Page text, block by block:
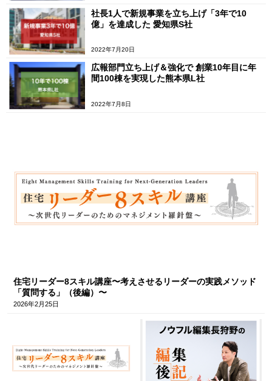
社長1人で新規事業を立ち上げ「3年で10
億」を達成した 愛知県S社
2022年7月20日
広報部門立ち上げ＆強化で 創業10年目に年
間100棟を実現した熊本県L社
2022年7月8日
住宅リーダー8スキル講座〜考えさせるリーダーの実践メソッド
「質問する」（後編）〜
2026年2月25日